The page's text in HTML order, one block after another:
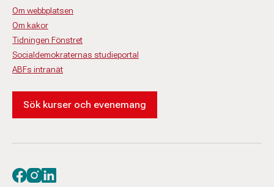
Om webbplatsen
Om kakor
Tidningen Fönstret
Socialdemokraternas studieportal
ABFs intranät
Sök kurser och evenemang
Besök oss på facebook
Besök oss på instagram
Besök oss på linkedin